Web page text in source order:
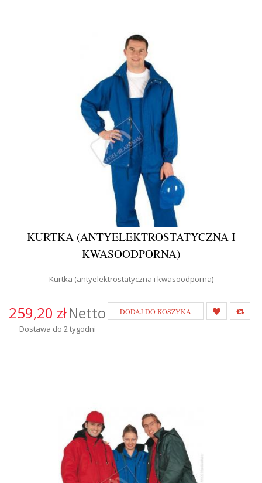
KURTKA (ANTYELEKTROSTATYCZNA I
KWASOODPORNA)
Kurtka (antyelektrostatyczna i kwasoodporna)
259,20 złNetto
Dostawa do 2 tygodni
DODAJ DO KOSZYKA